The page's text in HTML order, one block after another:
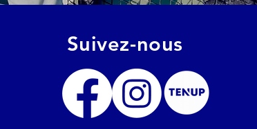
Suivez-nous